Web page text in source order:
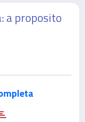
a proposito